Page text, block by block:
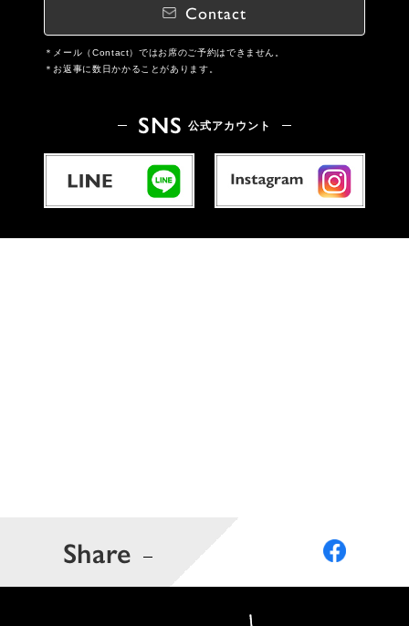
Contact
メール（Contact）ではお席のご予約はできません。
お返事に数日かかることがあります。
SNS 公式アカウント
Share